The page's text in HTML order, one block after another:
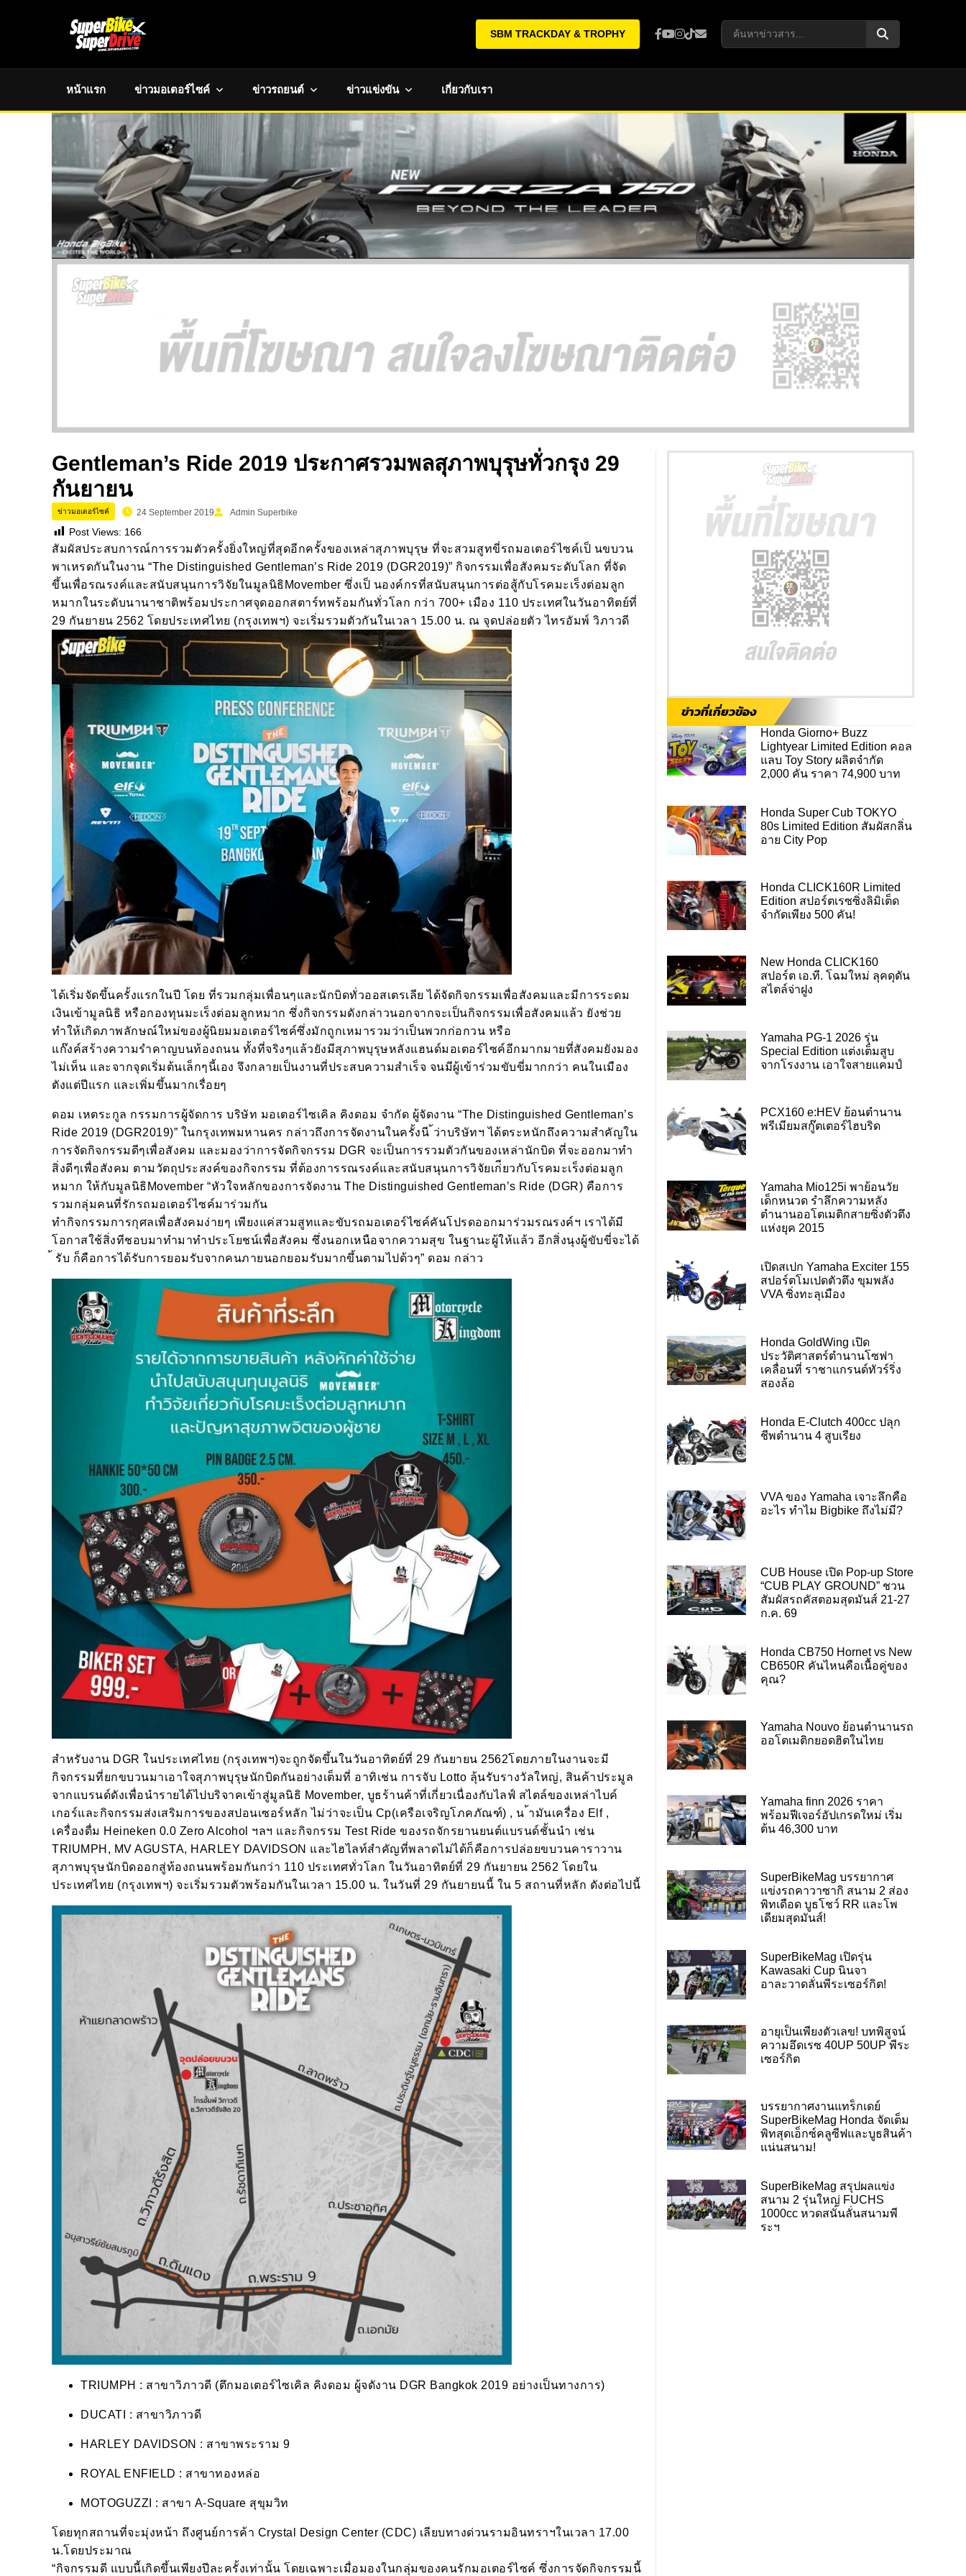
SBM TRACKDAY & TROPHY
หน้าแรก ข่าวมอเตอร์ไซค์ ข่าวรถยนต์ ข่าวแข่งขัน เกี่ยวกับเรา
Gentleman’s Ride 2019 ประกาศรวมพลสุภาพบุรุษทั่วกรุง 29
กันยายน
ข่าวมอเตอร์ไซค์ 24 September 2019 Admin Superbike
Post Views: 166
สัมผัสประสบการณ์การรวมตัวครั้งยิ่งใหญ่ที่สุดอีกครั้งของเหล่าสุภาพบุรุษ ที่จะสวมสูทขี่รถมอเตอร์ไซค์เป็ นขบวน
พาเหรดกันในงาน “The Distinguished Gentleman’s Ride 2019 (DGR2019)” กิจกรรมเพื่อสังคมระดับโลก ที่จัด
ขึ้นเพื่อรณรงค์และสนับสนุนการวิจัยในมูลนิธิMovember ซึ่งเป็ นองค์กรที่สนับสนุนการต่อสู้กับโรคมะเร็งต่อมลูก
หมากในระดับนานาชาติพร้อมประกาศจุดออกสตาร์ทพร้อมกันทั่วโลก กว่า 700+ เมือง 110 ประเทศในวันอาทิตย์ที่
29 กันยายน 2562 โดยประเทศไทย (กรุงเทพฯ) จะเริ่มรวมตัวกันในเวลา 15.00 น. ณ จุดปล่อยตัว ไทรอัมพ์ วิภาวดี
ได้เริ่มจัดขึ้นครั้งแรกในปี โดย ที่รวมกลุ่มเพื่อนๆและนักบิดทั่วออสเตรเลีย ได้จัดกิจกรรมเพื่อสังคมและมีการระดม
เงินเข้ามูลนิธิ หรือกองทุนมะเร็งต่อมลูกหมาก ซึ่งกิจกรรมดังกล่าวนอกจากจะเป็นกิจกรรมเพื่อสังคมแล้ว ยังช่วย
ทำให้เกิดภาพลักษณ์ใหม่ของผู้นิยมมอเตอร์ไซค์ซึ่งมักถูกเหมารวมว่าเป็นพวกก่อกวน หรือ
แก๊งค์สร้างความรำคาญบนท้องถนน ทั้งที่จริงๆแล้วยังมีสุภาพบุรุษหลังแฮนด์มอเตอร์ไซค์อีกมากมายที่สังคมยังมอง
ไม่เห็น และจากจุดเริ่มต้นเล็กๆนี้เอง จึงกลายเป็นงานที่ประสบความสำเร็จ จนมีผู้เข้าร่วมขับขี่มากกว่า คนในเมือง
ตังแต่ปีแรก และเพิ่มขึ้นมากเรื่อยๆ
ดอม เหตระกูล กรรมการผู้จัดการ บริษัท มอเตอร์ไซเคิล คิงดอม จำกัด ผู้จัดงาน “The Distinguished Gentleman’s
Ride 2019 (DGR2019)” ในกรุงเทพมหานคร กล่าวถึงการจัดงานในครั้งนี ้ว่าบริษัทฯ ได้ตระหนักถึงความสำคัญใน
การจัดกิจกรรมดีๆเพื่อสังคม และมองว่าการจัดกิจกรรม DGR จะเป็นการรวมตัวกันของเหล่านักบิด ที่จะออกมาทำ
สิ่งดีๆเพื่อสังคม ตามวัตถุประสงค์ของกิจกรรม ที่ต้องการรณรงค์และสนับสนุนการวิจัยเก่ียวกับโรคมะเร็งต่อมลูก
หมาก ให้กับมูลนิธิMovember “หัวใจหลักของการจัดงาน The Distinguished Gentleman’s Ride (DGR) คือการ
รวมกลุ่มคนที่รักรถมอเตอร์ไซค์มาร่วมกัน
ทำกิจกรรมการกุศลเพื่อสังคมง่ายๆ เพียงแค่สวมสูทและขับรถมอเตอร์ไซค์คันโปรดออกมาร่วมรณรงค์ฯ เราได้มี
โอกาสใช้สิ่งทีชอบมาทำมาทำประโยชน์เพื่อสังคม ซึ่งนอกเหนือจากความสุข ในฐานะผู้ให้แล้ว อีกสิ่งนุงผู้ขับขี่จะได้
้ รับ ก็คือการได้รับการยอมรับจากคนภายนอกยอมรับมากขึ้นตามไปด้วๆ” ดอม กล่าว
สำหรับงาน DGR ในประเทศไทย (กรุงเทพฯ)จะถูกจัดขึ้นในวันอาทิตย์ที่ 29 กันยายน 2562โดยภายในงานจะมี
กิจกรรมที่ยกขบวนมาเอาใจสุภาพบุรุษนักบิดกันอย่างเต็มที่ อาทิเช่น การจับ Lotto ลุ้นรับรางวัลใหญ่, สินค้าประมูล
จากแบรนด์ดังเพื่อนำรายได้ไปบริจาคเข้าสู่มูลนิธิ Movember, บูธร้านค้าที่เกี่ยวเนื่องกับไลฟ์ สไตล์ของเหล่าไบค์
เกอร์และกิจกรรมส่งเสริมการของสปอนเซอร์หลัก ไม่ว่าจะเป็น Cp(เครือเจริญโภคภัณฑ์) , น ้ามันเครื่อง Elf ,
เครื่องดื่ม Heineken 0.0 Zero Alcohol ฯลฯ และกิจกรรม Test Ride ของรถจักรยานยนต์แบรนด์ชั้นนำ เช่น
TRIUMPH, MV AGUSTA, HARLEY DAVIDSON และไฮไลท์สำคัญที่พลาดไม่ได้ก็คือการปล่อยขบวนคาราวาน
สุภาพบุรุษนักบิดออกสู่ท้องถนนพร้อมกันกว่า 110 ประเทศทั่วโลก ในวันอาทิตย์ที่ 29 กันยายน 2562 โดยใน
ประเทศไทย (กรุงเทพฯ) จะเริ่มรวมตัวพร้อมกันในเวลา 15.00 น. ในวันที่ 29 กันยายนนี้ ใน 5 สถานที่หลัก ดังต่อไปนี้
TRIUMPH : สาขาวิภาวดี (ตึกมอเตอร์ไซเคิล คิงดอม ผู้จดังาน DGR Bangkok 2019 อย่างเป็นทางการ)
DUCATI : สาขาวิภาวดี
HARLEY DAVIDSON : สาขาพระราม 9
ROYAL ENFIELD : สาขาทองหล่อ
MOTOGUZZI : สาขา A-Square สุขุมวิท
โดยทุกสถานที่จะมุ่งหน้า ถึงศูนย์การค้า Crystal Design Center (CDC) เลียบทางด่วนรามอินทราฯในเวลา 17.00
น.โดยประมาณ
“กิจกรรมดี แบบนี้เกิดขึ้นเพียงปีละครั้งเท่านั้น โดยเฉพาะเมื่อมองในกลุ่มของคนรักมอเตอร์ไซค์ ซึ่งการจัดกิจกรรมนี้
ข่าวที่เกี่ยวข้อง
Honda Giorno+ Buzz
Lightyear Limited Edition คอล
แลบ Toy Story ผลิตจำกัด
2,000 คัน ราคา 74,900 บาท
Honda Super Cub TOKYO
80s Limited Edition สัมผัสกลิ่น
อาย City Pop
Honda CLICK160R Limited
Edition สปอร์ตเรซซิ่งลิมิเต็ด
จำกัดเพียง 500 คัน!
New Honda CLICK160
สปอร์ต เอ.ที. โฉมใหม่ ลุคดุดัน
สไตล์จ่าฝูง
Yamaha PG-1 2026 รุ่น
Special Edition แต่งเต็มสูบ
จากโรงงาน เอาใจสายแคมป์
PCX160 e:HEV ย้อนตำนาน
พรีเมียมสกู๊ตเตอร์ไฮบริด
Yamaha Mio125i พาย้อนวัย
เด็กหนวด รำลึกความหลัง
ตำนานออโตเมติกสายซิ่งตัวตึง
แห่งยุค 2015
เปิดสเปก Yamaha Exciter 155
สปอร์ตโมเปดตัวตึง ขุมพลัง
VVA ซิ่งทะลุเมือง
Honda GoldWing เปิด
ประวัติศาสตร์ตำนานโซฟา
เคลื่อนที่ ราชาแกรนด์ทัวร์ริ่ง
สองล้อ
Honda E-Clutch 400cc ปลุก
ชีพตำนาน 4 สูบเรียง
VVA ของ Yamaha เจาะลึกคือ
อะไร ทำไม Bigbike ถึงไม่มี?
CUB House เปิด Pop-up Store
“CUB PLAY GROUND” ชวน
สัมผัสรถคัสตอมสุดมันส์ 21-27
ก.ค. 69
Honda CB750 Hornet vs New
CB650R คันไหนคือเนื้อคู่ของ
คุณ?
Yamaha Nouvo ย้อนตำนานรถ
ออโตเมติกยอดฮิตในไทย
Yamaha finn 2026 ราคา
พร้อมฟีเจอร์อัปเกรดใหม่ เริ่ม
ต้น 46,300 บาท
SuperBikeMag บรรยากาศ
แข่งรถคาวาซากิ สนาม 2 ส่อง
พิทเดือด บูธโชว์ RR และโพ
เดียมสุดมันส์!
SuperBikeMag เปิดรุ่น
Kawasaki Cup นินจา
อาละวาดลั่นพีระเซอร์กิต!
อายุเป็นเพียงตัวเลข! บทพิสูจน์
ความอึดเรซ 40UP 50UP พีระ
เซอร์กิต
บรรยากาศงานแทร็กเดย์
SuperBikeMag Honda จัดเต็ม
พิทสุดเอ็กซ์คลูซีฟและบูธสินค้า
แน่นสนาม!
SuperBikeMag สรุปผลแข่ง
สนาม 2 รุ่นใหญ่ FUCHS
1000cc หวดสนั่นลั่นสนามพี
ระฯ